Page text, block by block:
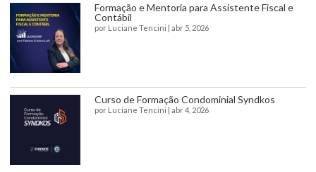
Formação e Mentoria para Assistente Fiscal e
Contábil
por Luciane Tencini | abr 5, 2026
Curso de Formação Condominial Syndkos
por Luciane Tencini | abr 4, 2026